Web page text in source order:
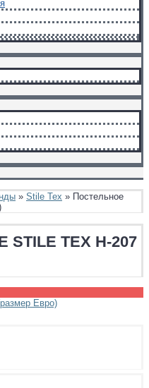
» Stile Tex » Постельное
TEX H-207